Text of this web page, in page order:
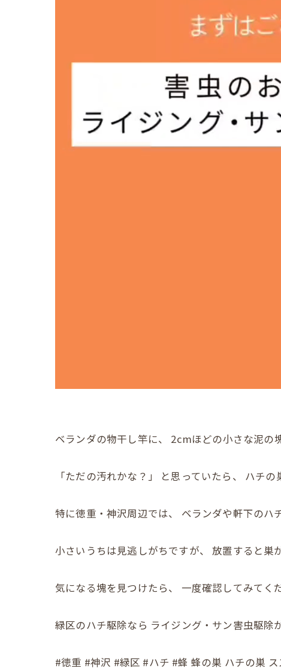
ベランダの物干し竿に、 2cmほどの小さな泥の塊
「ただの汚れかな？」 と思っていたら、 ハチ
特に徳重・神沢周辺では、 ベランダや軒下のハ
小さいうちは見逃しがちですが、 放置すると巣
気になる塊を見つけたら、 一度確認してみてく
緑区のハチ駆除なら ライジング・サン害虫駆除
#徳重 #神沢 #緑区 #ハチ #蜂 蜂の巣 ハチの巣